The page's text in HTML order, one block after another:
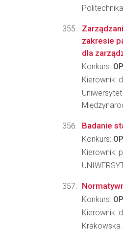
zakresie
dla
Konkurs:
Kierownik:
Badanie
Konkurs:
Kierownik:
Konkurs:
Kierownik:
Krakowska